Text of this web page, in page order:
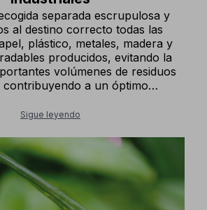
separada escrupulosa y
al destino correcto todas las
plástico, metales, madera y
producidos, evitando la
volúmenes de residuos
a un óptimo
Sigue leyendo